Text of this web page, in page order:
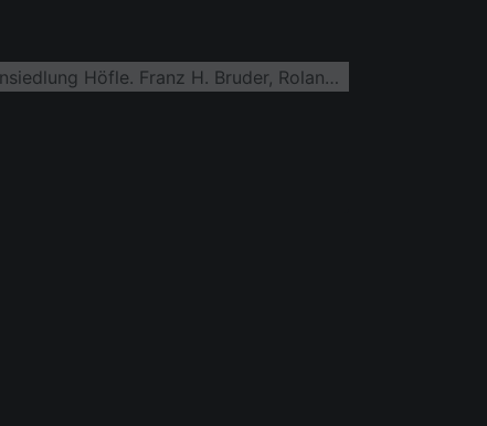
Gewerbegebiet und Firmenansiedlung Höfle. Franz H. Bruder, Roland Erdrich in Höflie